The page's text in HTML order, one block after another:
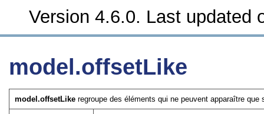
Version 4.6.0. Last updated
model.offsetLike
model.offsetLike regroupe des éléments qui ne peuvent apparaître